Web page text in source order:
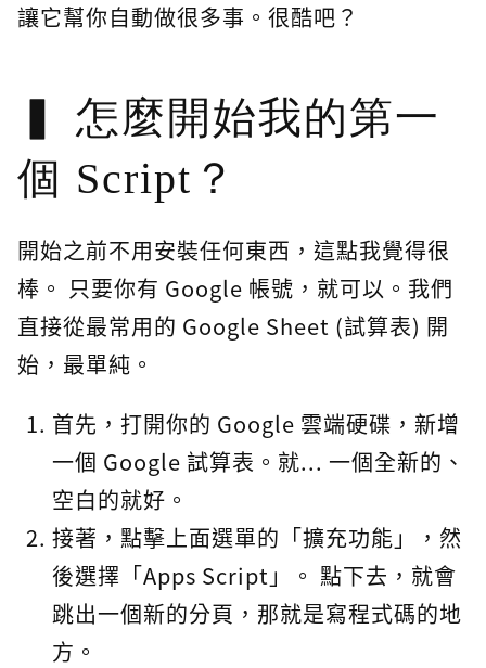
讓它幫你自動做很多事。很酷吧？
怎麼開始我的第一
個 Script？
開始之前不用安裝任何東西，這點我覺得很
棒。 只要你有 Google 帳號，就可以。我們
直接從最常用的 Google Sheet (試算表) 開
始，最單純。
首先，打開你的 Google 雲端硬碟，新增
一個 Google 試算表。就... 一個全新的、
空白的就好。
接著，點擊上面選單的「擴充功能」，然
後選擇「Apps Script」。 點下去，就會
跳出一個新的分頁，那就是寫程式碼的地
方。